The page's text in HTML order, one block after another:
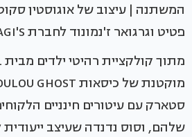
המשתנה | עיצוב של אוגוסטין
פטיט וגרגואר ז'נמונוד לחברת MAGI'S.
סטארק עם עיטורים חינניים
שלהם, וסוס נדנדה שעיצב ייעודית